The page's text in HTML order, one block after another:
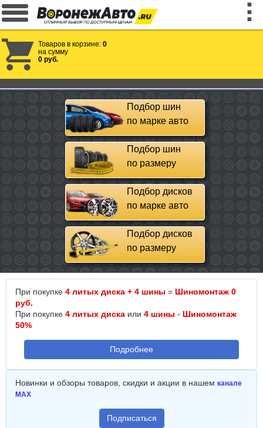
Товаров в корзине: 0
на сумму
0 руб.
Подбор шин
по марке авто
Подбор шин
по размеру
Подбор дисков
по марке авто
Подбор дисков
по размеру
При покупке 4 литых диска + 4 шины = Шиномонтаж 0
руб.
При покупке 4 литых диска или 4 шины - Шиномонтаж
50%
Подробнее
Новинки и обзоры товаров, скидки и акции в нашем канале
MAX
Подписаться